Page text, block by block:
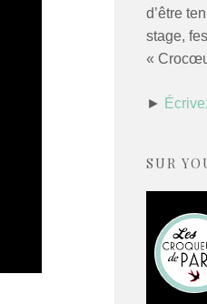
d’être
stage,
«
►
SUR